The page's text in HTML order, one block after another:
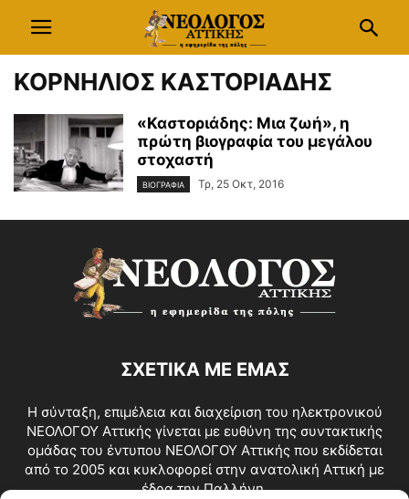
ΚΟΡΝΗΛΙΟΣ ΚΑΣΤΟΡΙΑΔΗΣ
«Καστοριάδης: Μια ζωή», η
πρώτη βιογραφία του μεγάλου
στοχαστή
ΒΙΟΓΡΑΦΙΑ Τρ, 25 Οκτ, 2016
ΣΧΕΤΙΚΑ ΜΕ ΕΜΑΣ
Η σύνταξη, επιμέλεια και διαχείριση του ηλεκτρονικού
ΝΕΟΛΟΓΟΥ Αττικής γίνεται με ευθύνη της συντακτικής
ομάδας του έντυπου ΝΕΟΛΟΓΟΥ Αττικής που εκδίδεται
από το 2005 και κυκλοφορεί στην ανατολική Αττική με
έδρα την Παλλήνη.